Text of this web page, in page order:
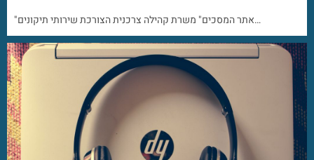
"אתר המסכים" משרת קהילה צרכנית הצורכת שירותי תיקונים…